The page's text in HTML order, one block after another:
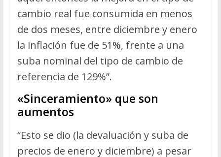
cambio real fue consumida en menos
de dos meses, entre diciembre y enero
la inflación fue de 51%, frente a una
suba nominal del tipo de cambio de
referencia de 129%”.
«Sinceramiento» que son
aumentos
“Esto se dio (la devaluación y suba de
precios de enero y diciembre) a pesar